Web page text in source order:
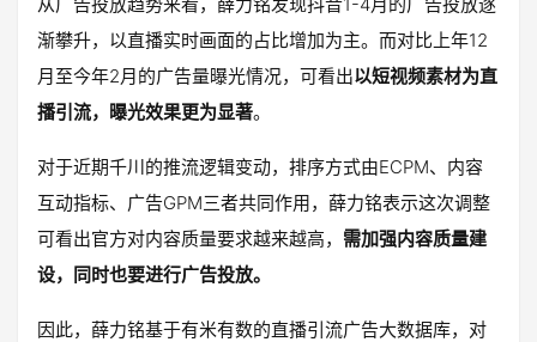
渐攀升，以直播实时画面的占比增加为主。而对比上年12
月至今年2月的广告量曝光情况，可看出以短视频素材为直
播引流，曝光效果更为显著。
对于近期千川的推流逻辑变动，排序方式由ECPM、内容
互动指标、广告GPM三者共同作用，薛力铭表示这次调整
可看出官方对内容质量要求越来越高， 需加强内容质量建
设，同时也要进行广告投放。
因此，薛力铭基于有米有数的直播引流广告大数据库，对